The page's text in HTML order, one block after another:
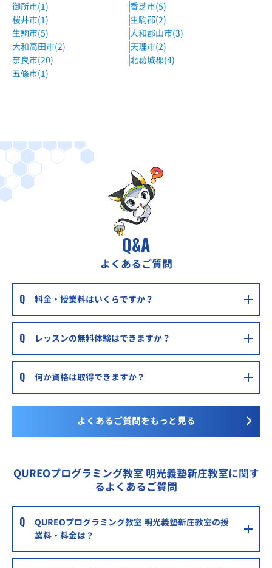
御所市(1)
香芝市(5)
桜井市(1)
生駒郡(2)
生駒市(5)
大和郡山市(3)
大和高田市(2)
天理市(2)
奈良市(20)
北葛城郡(4)
五條市(1)
Q&A
よくあるご質問
料金・授業料はいくらですか？
レッスンの無料体験はできますか？
何か資格は取得できますか？
よくあるご質問をもっと見る
QUREOプログラミング教室 明光義塾新庄教室に関す
るよくあるご質問
QUREOプログラミング教室 明光義塾新庄教室の授
業料・料金は？